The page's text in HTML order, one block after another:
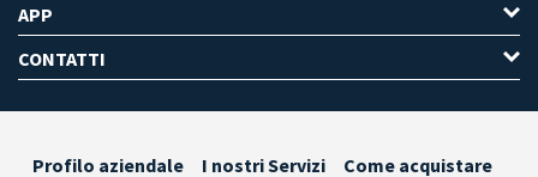
APP
CONTATTI
Profilo aziendale I nostri Servizi Come acquistare